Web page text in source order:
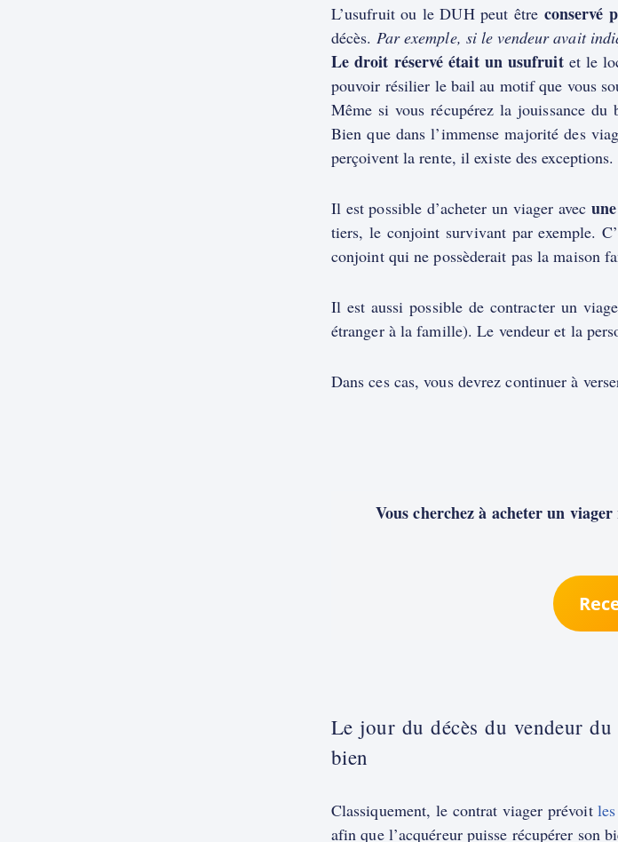
L’usufruit ou le DUH peut être conservé
décès. Par exemple, si le vendeur avait
Le droit réservé était un usufruitet le
pouvoir résilier le bail au motif que vous
Même si vous récupérez la jouissance du
Bien que dans l’immense majorité des
perçoivent la rente, il existe des exceptions.
Il est possible d’acheter un viager avec
tiers, le conjoint survivant par exemple.
conjoint qui ne possèderait pas la maison
Il est aussi possible de contracter un
étranger à la famille). Le vendeur et la
Dans ces cas, vous devrez continuer à
Vous cherchez à acheter un
Le jour du décès du vendeur
bien
Classiquement, le contrat viager prévoit
afin que l’acquéreur puisse récupérer son